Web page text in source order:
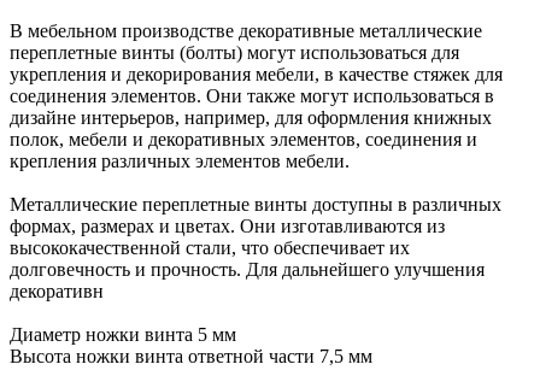
В мебельном производстве декоративные металлические
переплетные винты (болты) могут использоваться для
укрепления и декорирования мебели, в качестве стяжек для
соединения элементов. Они также могут использоваться в
дизайне интерьеров, например, для оформления книжных
полок, мебели и декоративных элементов, соединения и
крепления различных элементов мебели.
Металлические переплетные винты доступны в различных
формах, размерах и цветах. Они изготавливаются из
высококачественной стали, что обеспечивает их
долговечность и прочность. Для дальнейшего улучшения
декоративн
Диаметр ножки винта 5 мм
Высота ножки винта ответной части 7,5 мм